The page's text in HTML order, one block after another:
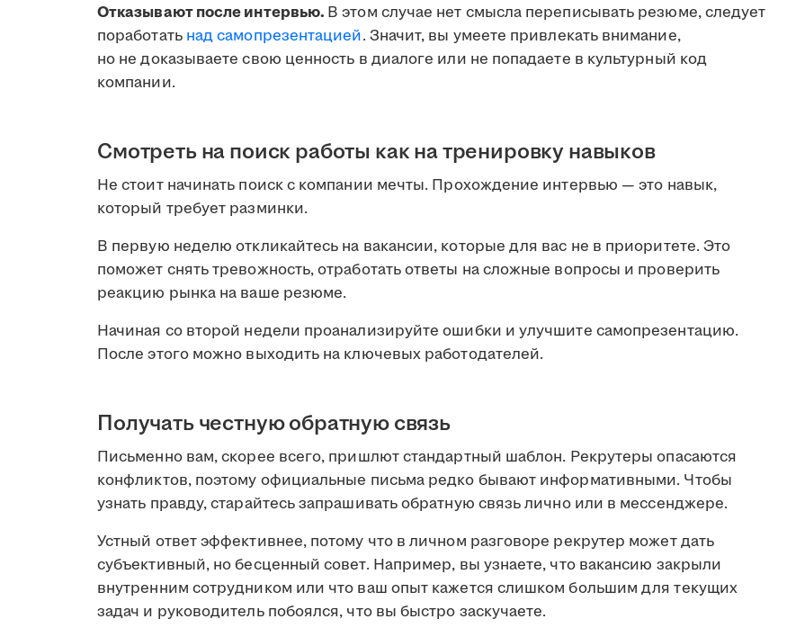
Отказывают после интервью. В этом случае нет смысла переписывать резюме, следует
поработать над самопрезентацией. Значит, вы умеете привлекать внимание,
но не доказываете свою ценность в диалоге или не попадаете в культурный код
компании.
Смотреть на поиск работы как на тренировку навыков
Не стоит начинать поиск с компании мечты. Прохождение интервью — это навык,
который требует разминки.
В первую неделю откликайтесь на вакансии, которые для вас не в приоритете. Это
поможет снять тревожность, отработать ответы на сложные вопросы и проверить
реакцию рынка на ваше резюме.
Начиная со второй недели проанализируйте ошибки и улучшите самопрезентацию.
После этого можно выходить на ключевых работодателей.
Получать честную обратную связь
Письменно вам, скорее всего, пришлют стандартный шаблон. Рекрутеры опасаются
конфликтов, поэтому официальные письма редко бывают информативными. Чтобы
узнать правду, старайтесь запрашивать обратную связь лично или в мессенджере.
Устный ответ эффективнее, потому что в личном разговоре рекрутер может дать
субъективный, но бесценный совет. Например, вы узнаете, что вакансию закрыли
внутренним сотрудником или что ваш опыт кажется слишком большим для текущих
задач и руководитель побоялся, что вы быстро заскучаете.